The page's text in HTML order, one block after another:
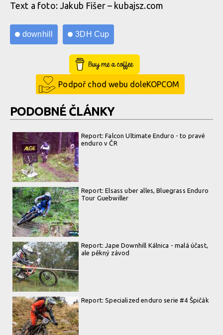
Text a foto: Jakub Fišer – kubajsz.com
downhill 3DH Cup
Buy Me a Coffee
Podpoř chod webu doleKOPCOM
PODOBNÉ ČLÁNKY
Report: Falcon Ultimate Enduro - to pravé
enduro v ČR
Report: Elsass uber alles, Bluegrass Enduro
Tour Guebwiller
Report: Jape Downhill Kálnica - malá účast,
ale pěkný závod
Report: Specialized enduro serie #4 Špičák